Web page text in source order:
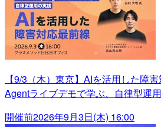
【9/3（木）東京】AIを活用した障
Agentライブデモで学ぶ、自律型運
開催前2026年9月3日(木) 16:00